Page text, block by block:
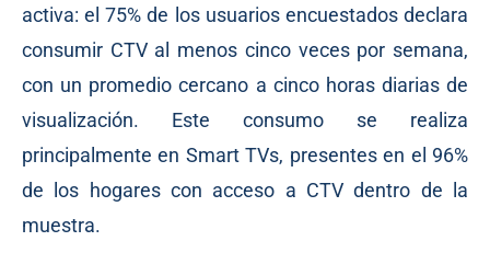
activa: el 75% de los usuarios encuestados declara
consumir CTV al menos cinco veces por semana,
con un promedio cercano a cinco horas diarias de
visualización. Este consumo se realiza
principalmente en Smart TVs, presentes en el 96%
de los hogares con acceso a CTV dentro de la
muestra.